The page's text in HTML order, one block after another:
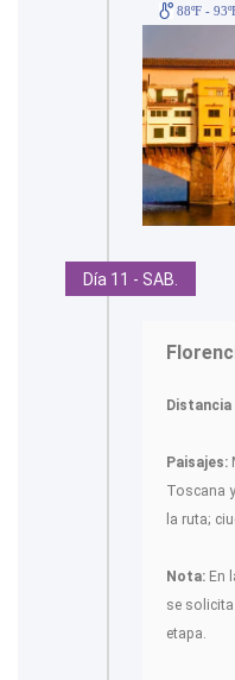
88ºF -
Día 11 - SAB.
Distancia
Paisajes:
Toscana
la ruta;
Nota: En
se
etapa.